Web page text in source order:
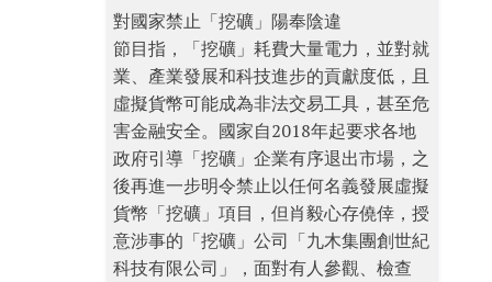
對國家禁止「挖礦」陽奉陰違
節目指，「挖礦」耗費大量電力，並對就
業、產業發展和科技進步的貢獻度低，且
虛擬貨幣可能成為非法交易工具，甚至危
害金融安全。國家自2018年起要求各地
政府引導「挖礦」企業有序退出市場，之
後再進一步明令禁止以任何名義發展虛擬
貨幣「挖礦」項目，但肖毅心存僥倖，授
意涉事的「挖礦」公司「九木集團創世紀
科技有限公司」，面對有人參觀、檢查